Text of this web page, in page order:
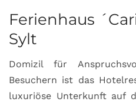
Ferienhaus
Sylt
Domizil für
Besuchern ist das
luxuriöse Unterkunft auf